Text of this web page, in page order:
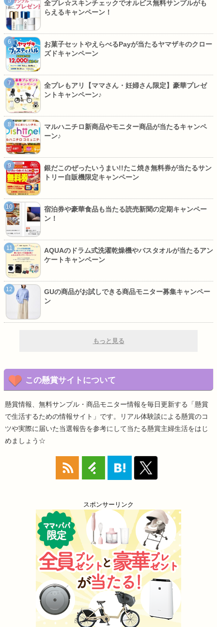
全プレ☆スキンチェックでオルビス無料サンプルがも
らえるキャンペーン！
お菓子セットやえらべるPayが当たるヤマザキのクロー
ズドキャンペーン
全プレもアリ【ママさん・妊婦さん限定】豪華プレゼ
ントキャンペーン♪
マルハニチロ新商品やモニター商品が当たるキャンペ
ーン♪
銀だこのぜったいうまい!!たこ焼き無料券が当たるサン
トリー自販機限定キャンペーン
宿泊券や豪華食品も当たる読売新聞の定期キャンペー
ン！
AQUAのドラム式洗濯乾燥機やバスタオルが当たるアン
ケートキャンペーン
GUの商品がお試しできる商品モニター募集キャンペー
ン
もっと見る
この懸賞サイトについて
懸賞情報、無料サンプル・商品モニター情報を毎日更新する「懸賞
で生活するための情報サイト」です。リアル体験談による懸賞のコ
ツや実際に届いた当選報告を参考にして当たる懸賞主婦生活をはじ
めましょう☆
スポンサーリンク